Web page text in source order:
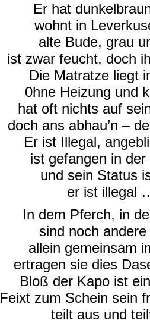
Er hat
wohnt in
alte Bude, grau
ist zwar feucht, doch
Die Matratze liegt
0hne Heizung und
hat oft nichts auf
doch ans abhau’n –
Er ist Illegal,
ist gefangen in der
und sein Status
er ist illegal
In dem Pferch, in
sind noch
allein gemeinsam
ertragen sie dies
Bloß der Kapo ist
Feixt zum Schein sein
teilt aus und